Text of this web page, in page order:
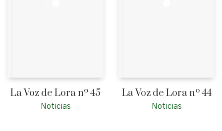
La Voz de Lora nº 45
Noticias
La Voz de Lora nº 44
Noticias